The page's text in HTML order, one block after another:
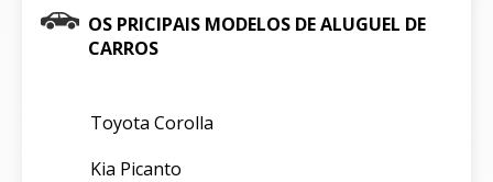
OS PRICIPAIS MODELOS DE ALUGUEL DE
CARROS
Toyota Corolla
Kia Picanto